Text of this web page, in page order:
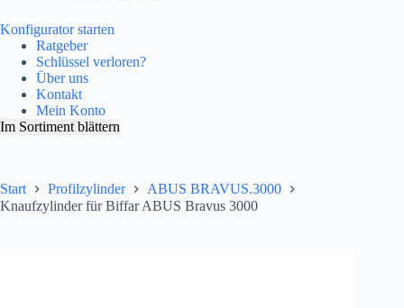
Konfigurator starten
Ratgeber
Schlüssel verloren?
Über uns
Kontakt
Mein Konto
Im Sortiment blättern
Start Profilzylinder
ABUS BRAVUS.3000
Knaufzylinder für Biffar ABUS Bravus 3000